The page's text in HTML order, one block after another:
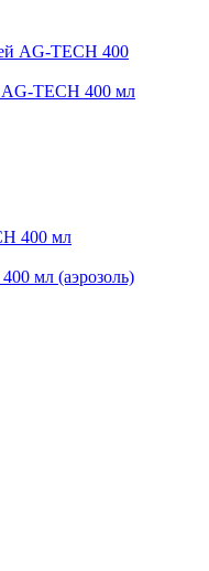
AG-TECH 400 мл
мл (аэрозоль)